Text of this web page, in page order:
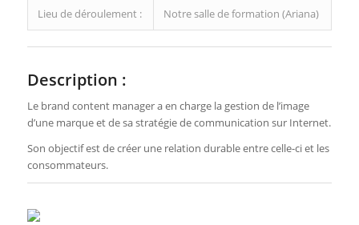
Lieu de déroulement : Notre salle de formation (Ariana)
Description :
Le brand content manager a en charge la gestion de l’image
d’une marque et de sa stratégie de communication sur Internet.
Son objectif est de créer une relation durable entre celle-ci et les
consommateurs.